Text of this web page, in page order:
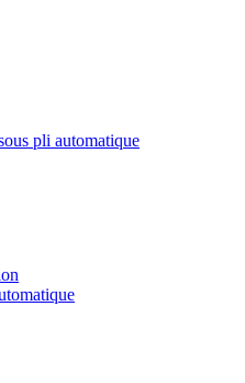
pli automatique